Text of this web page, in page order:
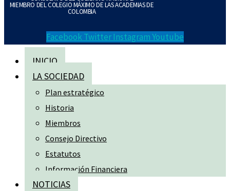
MIEMBRO DEL COLEGIO MÁXIMO DE LAS ACADEMIAS DE
COLOMBIA
Facebook Twitter InstagramYoutube
INICIO
LA SOCIEDAD
Plan estratégico
Historia
Miembros
Consejo Directivo
Estatutos
Información Financiera
NOTICIAS